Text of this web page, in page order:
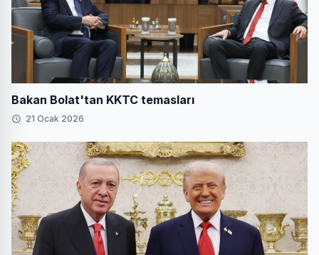
Bakan Bolat'tan KKTC temasları
21 Ocak 2026